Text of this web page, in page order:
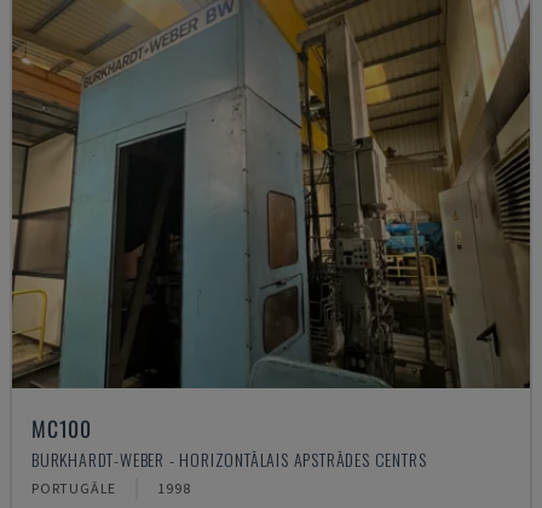
MC100
BURKHARDT-WEBER - HORIZONTĀLAIS APSTRĀDES CENTRS
PORTUGĀLE 1998